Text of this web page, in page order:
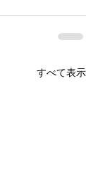
すべて表示